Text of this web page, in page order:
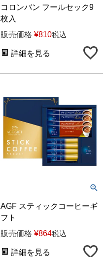
コロンバン フールセック9
枚入
販売価格 ¥810税込
詳細を見る
AGF スティックコーヒーギ
フト
販売価格 ¥864税込
詳細を見る